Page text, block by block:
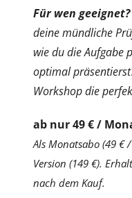
Für wen geeignet?
deine mündliche
wie du die Aufgabe
optimal
Workshop die
ab nur 49 € /
Als Monatsabo (49 €
Version (149 €).
nach dem Kauf.